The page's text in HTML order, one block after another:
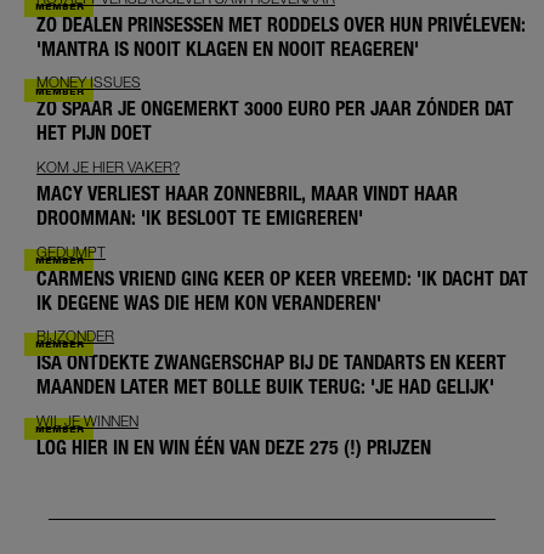
ZO DEALEN PRINSESSEN MET RODDELS OVER HUN PRIVÉLEVEN:
'MANTRA IS NOOIT KLAGEN EN NOOIT REAGEREN'
MONEY ISSUES
ZO SPAAR JE ONGEMERKT 3000 EURO PER JAAR ZÓNDER DAT
HET PIJN DOET
KOM JE HIER VAKER?
MACY VERLIEST HAAR ZONNEBRIL, MAAR VINDT HAAR
DROOMMAN: 'IK BESLOOT TE EMIGREREN'
GEDUMPT
CARMENS VRIEND GING KEER OP KEER VREEMD: 'IK DACHT DAT
IK DEGENE WAS DIE HEM KON VERANDEREN'
BIJZONDER
ISA ONTDEKTE ZWANGERSCHAP BIJ DE TANDARTS EN KEERT
MAANDEN LATER MET BOLLE BUIK TERUG: 'JE HAD GELIJK'
WIL JE WINNEN
LOG HIER IN EN WIN ÉÉN VAN DEZE 275 (!) PRIJZEN